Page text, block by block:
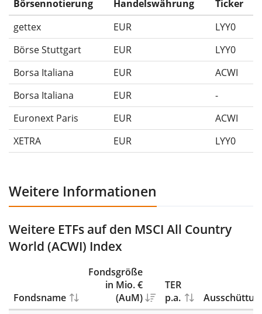
Börsennotierung Handelswährung
Ticker
gettex
EUR
LYY0
Börse Stuttgart
EUR
LYY0
Borsa Italiana
EUR
ACWI
Borsa Italiana
EUR
-
Euronext Paris
EUR
ACWI
XETRA
EUR LYY0
Weitere Informationen
Weitere ETFs auf den MSCI All Country
World (ACWI) Index
Fondsname
Fondsgröße
in Mio. €
(AuM)
TER
p.a.